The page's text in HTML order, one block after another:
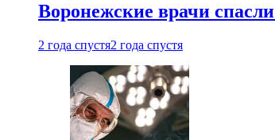
Воронежские врачи
2 года спустя2 года спустя